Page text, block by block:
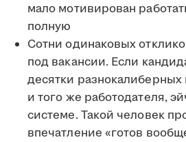
мало мотивирован
полную
Сотни одинаковых
под вакансии. Если
десятки
и того же работодателя,
системе. Такой человек
впечатление «готов